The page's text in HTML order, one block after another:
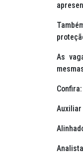
As
Confira: